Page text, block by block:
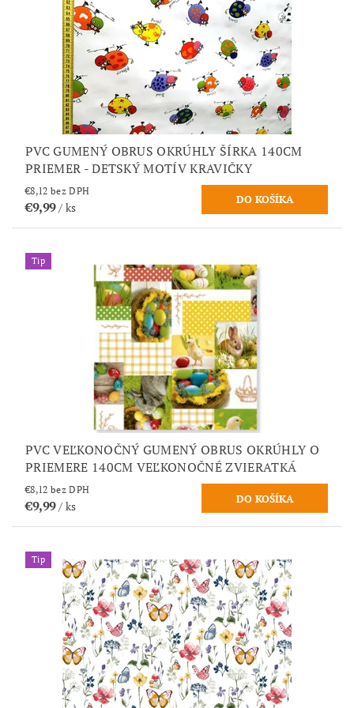
PVC GUMENÝ OBRUS OKRÚHLY ŠÍRKA 140CM
PRIEMER - DETSKÝ MOTÍV KRAVIČKY
€8,12 bez DPH
€9,99/ ks
Tip
PVC VEĽKONOČNÝ GUMENÝ OBRUS OKRÚHLY O
PRIEMERE 140CM VEĽKONOČNÉ ZVIERATKÁ
€8,12 bez DPH
€9,99/ ks
Tip